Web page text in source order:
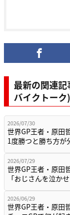
最新の関連
バイクトーク)
2026/07/30
世界GP王者・原田
1度勝つと勝ち方
2026/07/29
世界GP王者・原田
「おじさんを泣か
2026/06/29
世界GP王者・原田